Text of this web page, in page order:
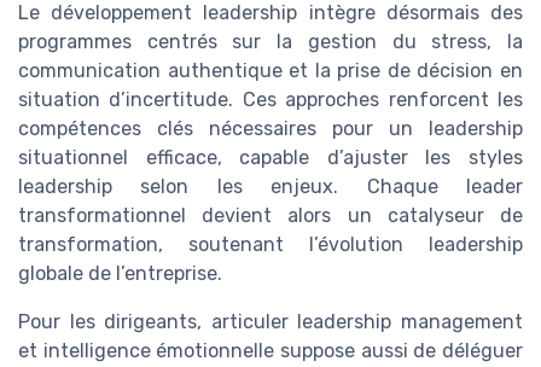
Le développement leadership intègre désormais des
programmes centrés sur la gestion du stress, la
communication authentique et la prise de décision en
situation d’incertitude. Ces approches renforcent les
compétences clés nécessaires pour un leadership
situationnel efficace, capable d’ajuster les styles
leadership selon les enjeux. Chaque leader
transformationnel devient alors un catalyseur de
transformation, soutenant l’évolution leadership
globale de l’entreprise.
Pour les dirigeants, articuler leadership management
et intelligence émotionnelle suppose aussi de déléguer